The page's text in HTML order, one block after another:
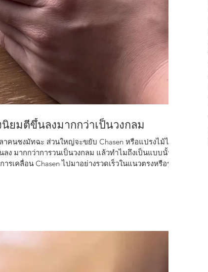
ยมตีขึ้นลงมากกว่าเป็นวงกลม
าคนชงมัทฉะ ส่วนใหญ่จะขยับ Chasen หรือแปรงไม้ไผ่
ลง มากกว่าการวนเป็นวงกลม แล้วทำไมถึงเป็นแบบนั้น?
รเคลื่อน Chasen ไปมาอย่างรวดเร็วในแนวตรงหรือรูป